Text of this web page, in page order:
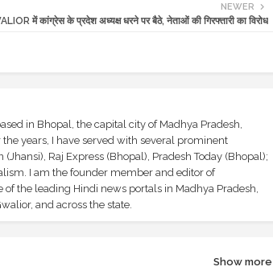
NEWER
में कांग्रेस के प्रदेश अध्यक्ष धरने पर बैठे, नेताओं की गिरफ्तारी का विरोध
in Bhopal, the capital city of Madhya Pradesh,
years, I have served with several prominent
Raj Express (Bhopal), Pradesh Today (Bhopal);
I am the founder member and editor of
the leading Hindi news portals in Madhya Pradesh,
and across the state.
Show more